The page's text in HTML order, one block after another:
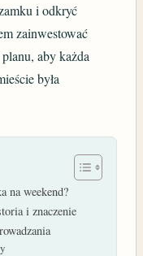
i odkryć
zainwestować
aby każda
była
na weekend?
i znaczenie